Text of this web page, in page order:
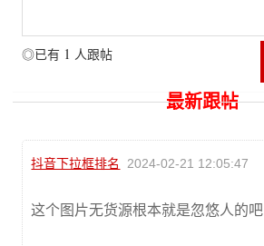
◎已有 1 人跟帖
最新跟帖
抖音下拉框排名 2024-02-21 12:05:47
这个图片无货源根本就是忽悠人的吧